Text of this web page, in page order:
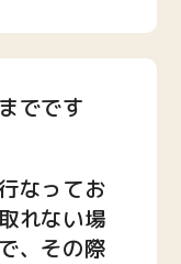
でです
なってお
れない場
、その際